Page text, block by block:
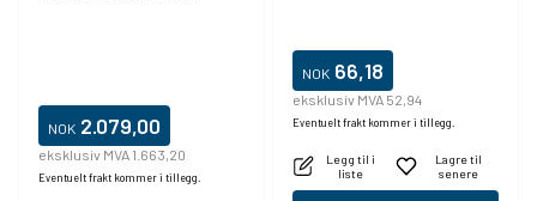
NOK 2.079,00
eksklusiv MVA 1.663,20
Eventuelt frakt kommer i tillegg.
NOK 66,18
eksklusiv MVA 52,94
Eventuelt frakt kommer i tillegg.
Legg til i
liste
Lagre til
senere